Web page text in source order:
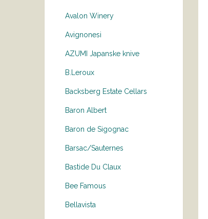
Avalon Winery
Avignonesi
AZUMI Japanske knive
B.Leroux
Backsberg Estate Cellars
Baron Albert
Baron de Sigognac
Barsac/Sauternes
Bastide Du Claux
Bee Famous
Bellavista